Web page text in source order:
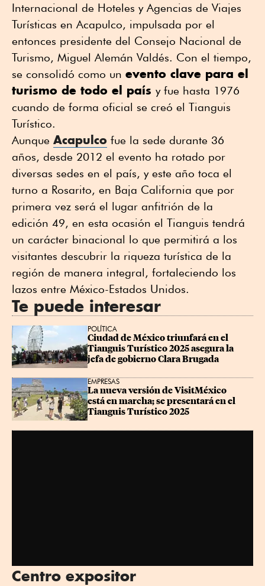
Internacional de Hoteles y Agencias de Viajes
Turísticas en Acapulco, impulsada por el
entonces presidente del Consejo Nacional de
Turismo, Miguel Alemán Valdés. Con el tiempo,
se consolidó como un evento clave para el
turismo de todo el país y fue hasta 1976
cuando de forma oficial se creó el Tianguis
Turístico.
Aunque Acapulco fue la sede durante 36
años, desde 2012 el evento ha rotado por
diversas sedes en el país, y este año toca el
turno a Rosarito, en Baja California que por
primera vez será el lugar anfitrión de la
edición 49, en esta ocasión el Tianguis tendrá
un carácter binacional lo que permitirá a los
visitantes descubrir la riqueza turística de la
región de manera integral, fortaleciendo los
lazos entre México-Estados Unidos.
Te puede interesar
POLÍTICA
Ciudad de México triunfará en el
Tianguis Turístico 2025 asegura la
jefa de gobierno Clara Brugada
EMPRESAS
La nueva versión de VisitMéxico
está en marcha; se presentará en el
Tianguis Turístico 2025
Centro expositor